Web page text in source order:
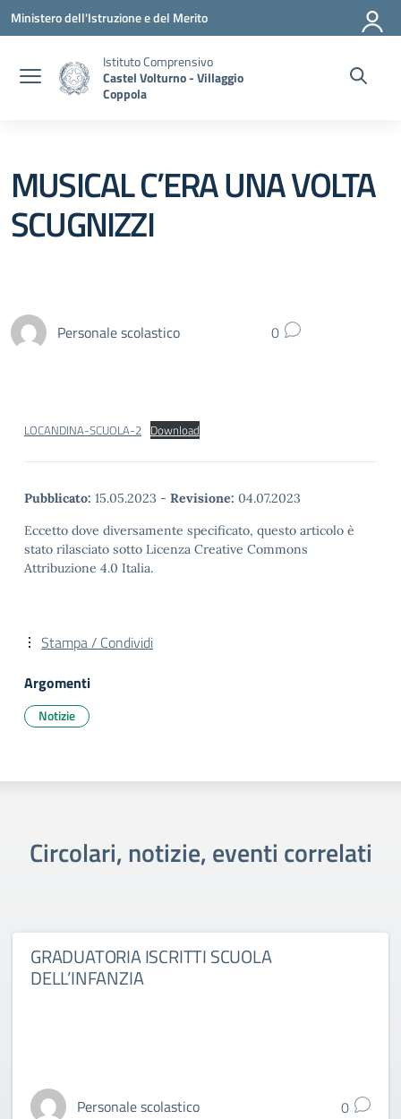
Vai ai contenuti
Vai al menu di navigazione
Vai al footer
Ministero dell'Istruzione e del Merito
Istituto Comprensivo
Castel Volturno - Villaggio
Coppola
MUSICAL C’ERA UNA VOLTA
SCUGNIZZI
Personale scolastico 0
LOCANDINA-SCUOLA-2 Download
Pubblicato: 15.05.2023 - Revisione: 04.07.2023
Eccetto dove diversamente specificato, questo articolo è
stato rilasciato sotto Licenza Creative Commons
Attribuzione 4.0 Italia.
Stampa / Condividi
Argomenti
Notizie
Circolari, notizie, eventi correlati
GRADUATORIA ISCRITTI SCUOLA
DELL’INFANZIA
Personale scolastico 0